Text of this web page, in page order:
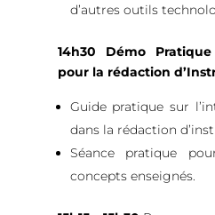
d’autres outils
14h30 Démo
pour la rédaction
Guide pratique sur
dans la rédaction
Séance pratique
concepts enseignés.